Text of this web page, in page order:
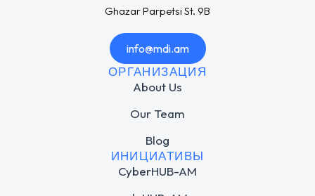
Ghazar Parpetsi St. 9B
info@mdi.am
ОРГАНИЗАЦИЯ
About Us
Our Team
Blog
ИНИЦИАТИВЫ
CyberHUB-AM